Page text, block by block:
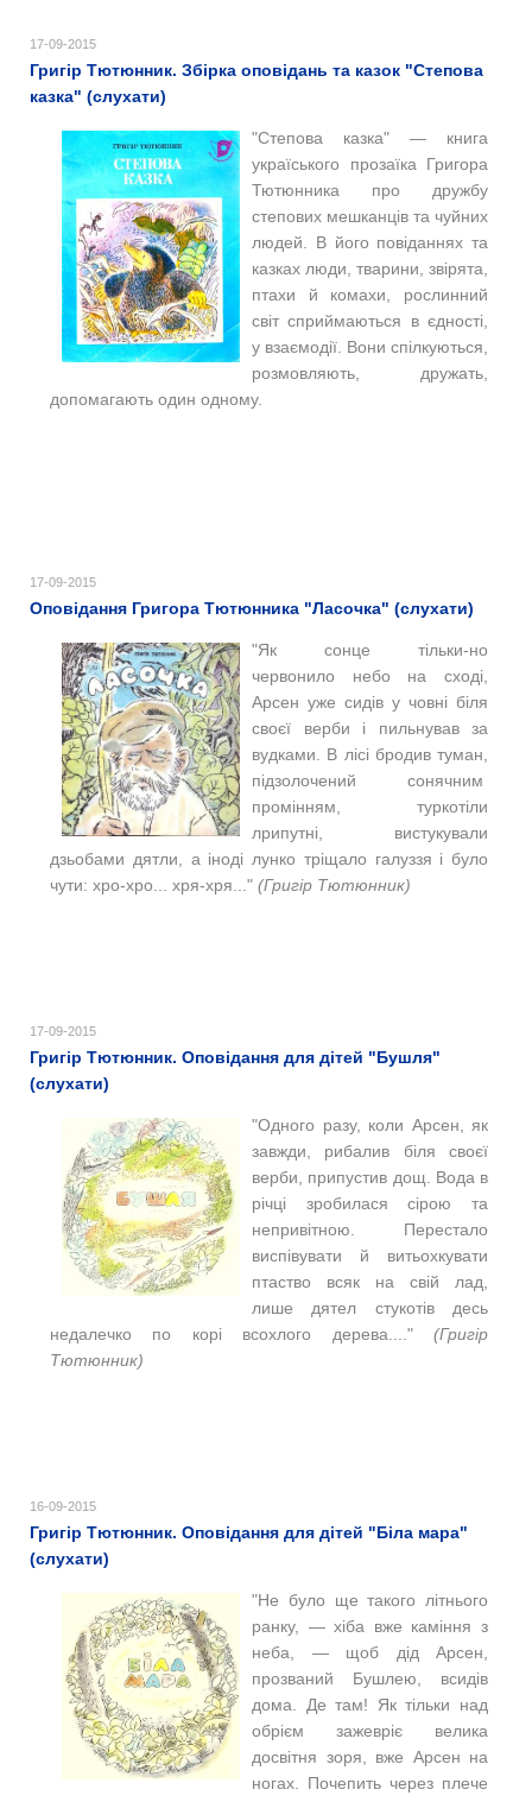
17-09-2015
Григір Тютюнник. Збірка оповідань та казок "Степова
казка" (слухати)
"Степова казка" — книга
україського прозаїка Григора
Тютюнника про дружбу
степових мешканців та чуйних
людей. В його повіданнях та
казках люди, тварини, звірята,
птахи й комахи, рослинний
світ сприймаються в єдності,
у взаємодії. Вони спілкуються,
розмовляють, дружать,
допомагають один одному.
17-09-2015
Оповідання Григора Тютюнника "Ласочка" (слухати)
"Як сонце тільки-но
червонило небо на сході,
Арсен уже сидів у човні біля
своєї верби і пильнував за
вудками. В лісі бродив туман,
підзолочений сонячним
промінням, туркотіли
лрипутні, вистукували
дзьобами дятли, а іноді лунко тріщало галуззя і було
чути: хро-хро... хря-хря..." (Григір Тютюнник)
17-09-2015
Григір Тютюнник. Оповідання для дітей "Бушля"
(слухати)
"Одного разу, коли Арсен, як
завжди, рибалив біля своєї
верби, припустив дощ. Вода в
річці зробилася сірою та
непривітною. Перестало
виспівувати й витьохкувати
птаство всяк на свій лад,
лише дятел стукотів десь
недалечко по корі всохлого дерева...."(Григір
Тютюнник)
16-09-2015
Григір Тютюнник. Оповідання для дітей "Біла мара"
(слухати)
"Не було ще такого літнього
ранку, — хіба вже каміння з
неба, — щоб дід Арсен,
прозваний Бушлею, всидів
дома. Де там! Як тільки над
обрієм зажевріє велика
досвітня зоря, вже Арсен на
ногах. Почепить через плече